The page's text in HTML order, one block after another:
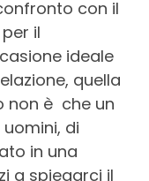
con il
il
ideale
quella
non è che un
di
in una
a spiegarci il